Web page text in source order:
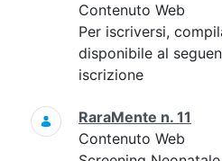
Contenuto Web
Per iscriversi,
disponibile al
iscrizione
RaraMente n. 11
Contenuto Web